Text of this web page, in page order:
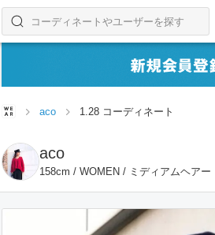
コーディネートやユーザーを探す
検索する
aco 1.28 コーディネート
aco
158cm / WOMEN / ミディアムヘアー